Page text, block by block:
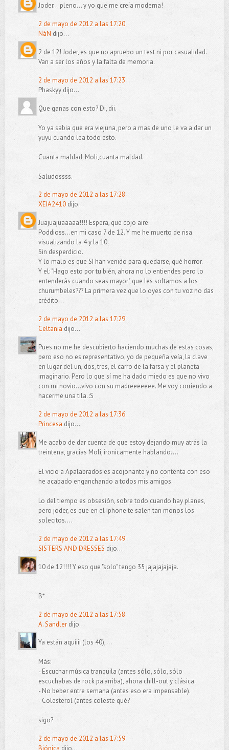
Joder... pleno... y yo que me creía moderna!
2 de mayo de 2012 a las 17:20
NáN dijo...
2 de 12! Joder, es que no apruebo un test ni por casualidad.
Van a ser los años y la falta de memoria.
2 de mayo de 2012 a las 17:23
Phaskyy dijo...
Que ganas con esto? Di, dii.
Yo ya sabia que era viejuna, pero a mas de uno le va a dar un
yuyu cuando lea todo esto.
Cuanta maldad, Moli,cuanta maldad.
Saludossss.
2 de mayo de 2012 a las 17:28
XEIA2410dijo...
Juajuajuaaaaa!!!! Espera, que cojo aire..
Poddioss...en mi caso 7 de 12. Y me he muerto de risa
visualizando la 4 y la 10.
Sin desperdicio.
Y lo malo es que SI han venido para quedarse, qué horror.
Y el: "Hago esto por tu bién, ahora no lo entiendes pero lo
entenderás cuando seas mayor", que les soltamos a los
churumbeles??? La primera vez que lo oyes con tu voz no das
crédito...
2 de mayo de 2012 a las 17:29
Celtania dijo...
Pues no me he descubierto haciendo muchas de estas cosas,
pero eso no es representativo, yo de pequeña veía, la clave
en lugar del un, dos, tres, el carro de la farsa y el planeta
imaginario. Pero lo que sí me ha dado miedo es que no vivo
con mi novio...vivo con su madreeeeeee. Me voy corriendo a
hacerme una tila. :S
2 de mayo de 2012 a las 17:36
Princesa dijo...
Me acabo de dar cuenta de que estoy dejando muy atrás la
treintena, gracias Moli, ironicamente hablando....
El vicio a Apalabrados es acojonante y no contenta con eso
he acabado enganchando a todos mis amigos.
Lo del tiempo es obsesión, sobre todo cuando hay planes,
pero joder, es que en el Iphone te salen tan monos los
solecitos....
2 de mayo de 2012 a las 17:49
SISTERS AND DRESSES dijo...
10 de 12!!!! Y eso que "solo" tengo 35 jajajajajaja.
B*
2 de mayo de 2012 a las 17:58
A. Sandlerdijo...
Ya están aquíiii (los 40),...
Más:
- Escuchar música tranquila (antes sólo, sólo, sólo
escuchabas de rock pa'arriba), ahora chill-out y clásica.
- No beber entre semana (antes eso era impensable).
- Colesterol (antes coleste qué?
sigo?
2 de mayo de 2012 a las 17:59